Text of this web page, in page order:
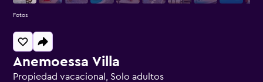
Anemoessa Villa
Propiedad vacacional, Solo adultos
Fotos